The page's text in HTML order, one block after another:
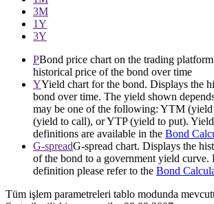
3М
1Y
3Y
PBond price chart on the trading
historical price of the bond over time
YYield chart for the bond. Displays the
bond over time. The yield shown
may be one of the following: YTM
(yield to call), or YTP (yield to put). Yield
definitions are available in the Bond
G-spreadG-spread chart. Displays the
of the bond to a government yield curve.
definition please refer to the Bond
Tüm işlem parametreleri tablo modunda